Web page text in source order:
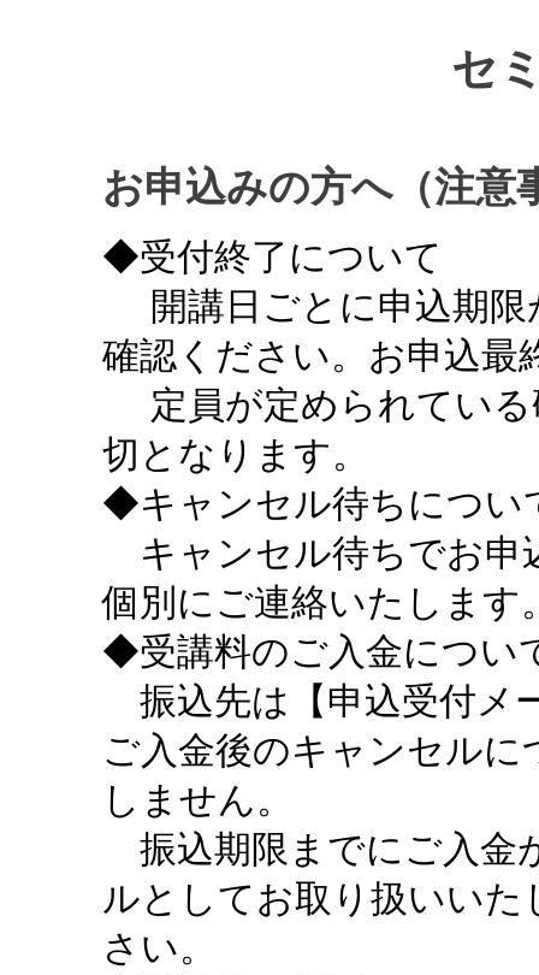
セ
お申込みの方へ（注意
◆受付終了について
開講日ごとに申込期限
確認ください。お申込最
定員が定められている
切となります。
◆キャンセル待ちについ
キャンセル待ちでお申
個別にご連絡いたします
◆受講料のご入金につい
振込先は【申込受付メ
ご入金後のキャンセル
しません。
振込期限までにご入金
ルとしてお取り扱いい
さい。